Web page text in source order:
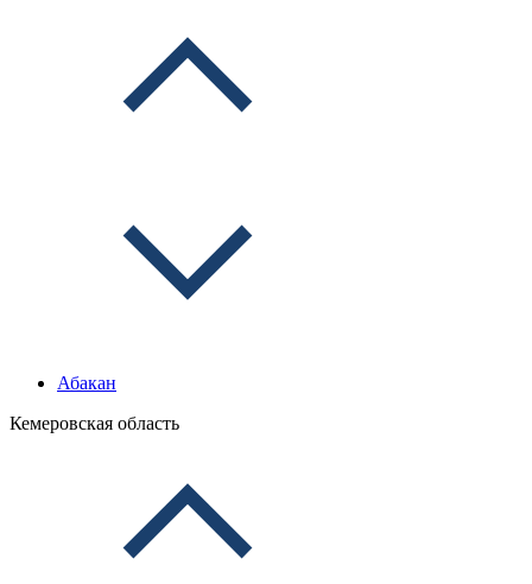
Абакан
Кемеровская область